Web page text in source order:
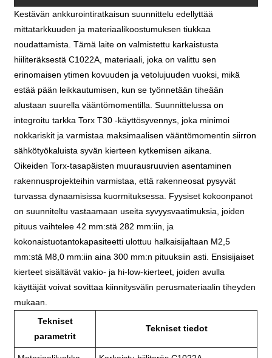
Kestävän ankkurointiratkaisun suunnittelu edellyttää
mittatarkkuuden ja materiaalikoostumuksen tiukkaa
noudattamista. Tämä laite on valmistettu karkaistusta
hiiliteräksestä C1022A, materiaali, joka on valittu sen
erinomaisen ytimen kovuuden ja vetolujuuden vuoksi, mikä
estää pään leikkautumisen, kun se työnnetään tiheään
alustaan ​​suurella vääntömomentilla. Suunnittelussa on
integroitu tarkka Torx T30 -käyttösyvennys, joka minimoi
nokkariskit ja varmistaa maksimaalisen vääntömomentin siirron
sähkötyökaluista syvän kierteen kytkemisen aikana.
Oikeiden Torx-tasapäisten muurausruuvien asentaminen
rakennusprojekteihin varmistaa, että rakenneosat pysyvät
turvassa dynaamisissa kuormituksessa. Fyysiset kokoonpanot
on suunniteltu vastaamaan useita syvyysvaatimuksia, joiden
pituus vaihtelee 42 mm:stä 282 mm:iin, ja
kokonaistuotantokapasiteetti ulottuu halkaisijaltaan M2,5
mm:stä M8,0 mm:iin aina 300 mm:n pituuksiin asti. Ensisijaiset
kierteet sisältävät vakio- ja hi-low-kierteet, joiden avulla
käyttäjät voivat sovittaa kiinnitysvälin perusmateriaalin tiheyden
mukaan.
Tekniset
parametrit
Tekniset tiedot